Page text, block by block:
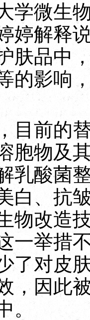
微生物
婷解释
肤品中
的影响
前的替
胞物及
乳酸菌
白、抗
物改造
一举措
了对皮
，因此
。